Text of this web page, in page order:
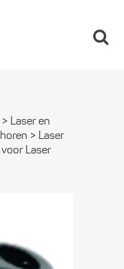
> Laser en
> Laser
Laser